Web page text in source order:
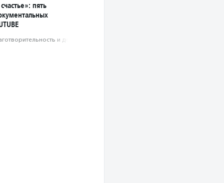
пять
и доброволь­чест­во